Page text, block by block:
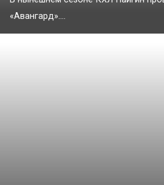
«Авангард»....